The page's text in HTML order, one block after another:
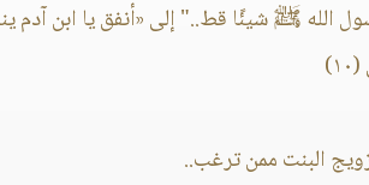
الله ﷺ شيئًا قط.." إلى «أنفق يا ابن آدم
البنت ممن ترغب..